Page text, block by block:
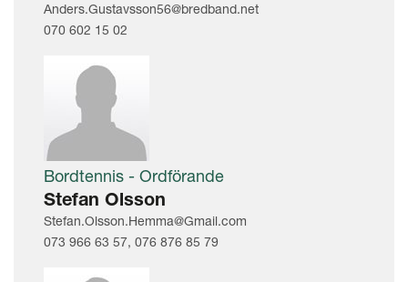
Anders.Gustavsson56@bredband.net
070 602 15 02
Bordtennis - Ordförande
Stefan Olsson
Stefan.Olsson.Hemma@Gmail.com
073 966 63 57, 076 876 85 79